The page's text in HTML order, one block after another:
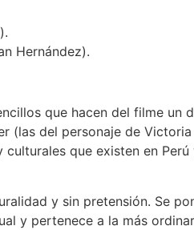
Hernández).
que hacen del filme un
(las del personaje de
que existen en
y sin pretensión. Se
y pertenece a la más